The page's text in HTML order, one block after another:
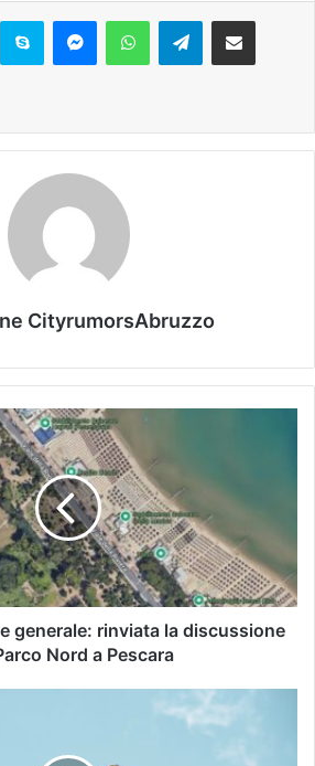
Telegram
CityrumorsAbruzzo
generale: rinviata la discussione
Nord a Pescara